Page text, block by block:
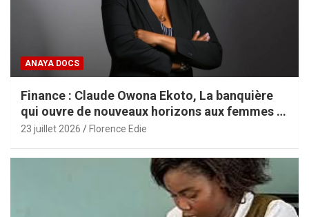
ANAYA DOCS
Finance : Claude Owona Ekoto, La banquière
qui ouvre de nouveaux horizons aux femmes et
aux PME africaines
23 juillet 2026 Florence Edie